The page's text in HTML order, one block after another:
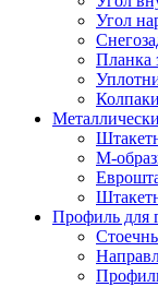
Угол
Планка
М-
Профиль для